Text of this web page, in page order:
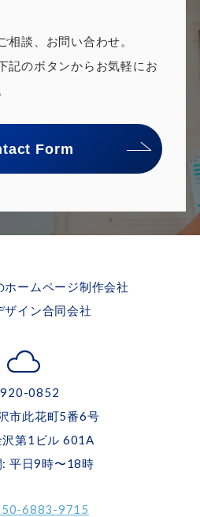
相談、お問い合わせ。
記のボタンからお気軽にお
Form
ホームページ制作会社
ザイン合同会社
0852
市此花町5番6号
沢第1ビル 601A
平日9時〜18時
6883-9715